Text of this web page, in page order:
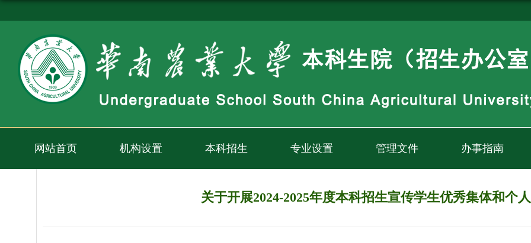
网站首页 机构设置 本科招生 专业设置 管理文件 办事指南
关于开展2024-2025年度本科招生宣传学生优秀集体和个